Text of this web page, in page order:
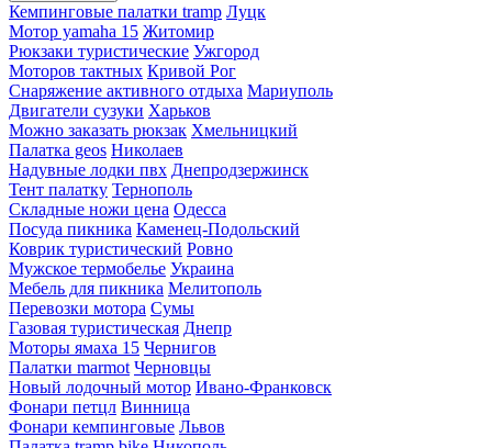
Кемпинговые палатки tramp Луцк
Мотор yamaha 15 Житомир
Рюкзаки туристические Ужгород
Моторов тактных Кривой Рог
Снаряжение активного отдыха Мариуполь
Двигатели сузуки Харьков
Можно заказать рюкзак Хмельницкий
Палатка geos Николаев
Надувные лодки пвх Днепродзержинск
Тент палатку Тернополь
Складные ножи цена Одесса
Посуда пикника Каменец-Подольский
Коврик туристический Ровно
Мужское термобелье Украина
Мебель для пикника Мелитополь
Перевозки мотора Сумы
Газовая туристическая Днепр
Моторы ямаха 15 Чернигов
Палатки marmot Черновцы
Новый лодочный мотор Ивано-Франковск
Фонари петцл Винница
Фонари кемпинговые Львов